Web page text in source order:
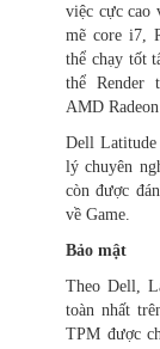
việc cực cao
mẽ core i7,
thể chạy tốt
thể
AMD
Dell Latitude
lý chuyên
còn được
về Game.
Bảo mật
Theo Dell,
toàn nhất
TPM được